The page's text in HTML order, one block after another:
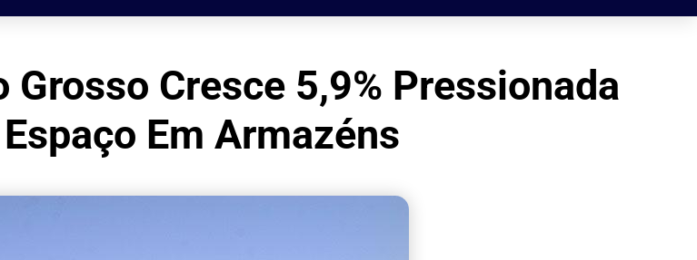
Cresce 5,9% Pressionada
Em Armazéns